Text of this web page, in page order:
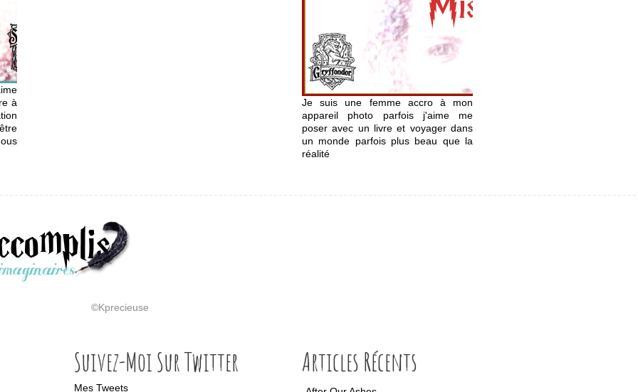
à
Je suis une femme accro à mon
appareil photo parfois j'aime me
poser avec un livre et voyager dans
un monde parfois plus beau que la
réalité
©Kprecieuse
Suivez-Moi Sur Twitter
Mes Tweets
Articles Récents